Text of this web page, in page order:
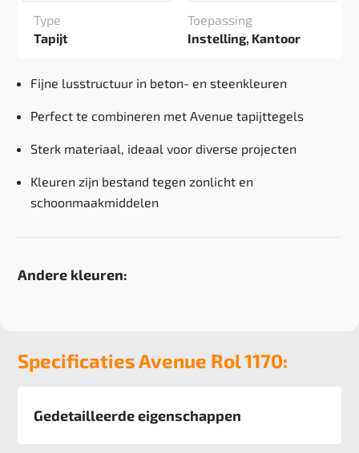
Type
Tapijt
Toepassing
Instelling, Kantoor
Fijne lusstructuur in beton- en steenkleuren
Perfect te combineren met Avenue tapijttegels
Sterk materiaal, ideaal voor diverse projecten
Kleuren zijn bestand tegen zonlicht en
schoonmaakmiddelen
Andere kleuren:
Specificaties Avenue Rol 1170:
Gedetailleerde eigenschappen